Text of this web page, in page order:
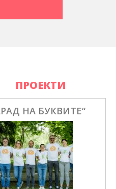
ПРОЕКТИ
НА БУКВИТЕ“